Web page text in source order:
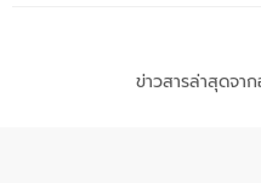
ข่าวสารล่าสุดจา